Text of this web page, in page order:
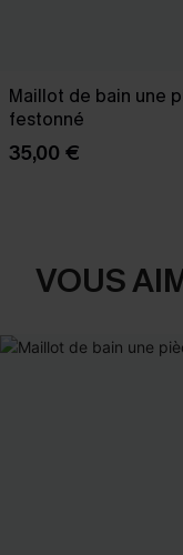
Maillot de bain une
festonné
35,00 €
VOUS